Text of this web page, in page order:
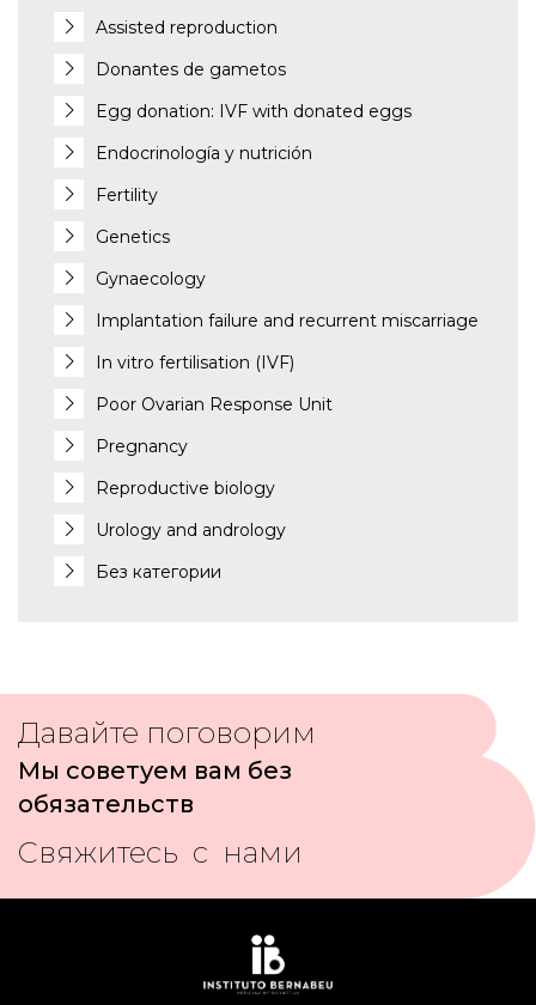
Assisted reproduction
Donantes de gametos
Egg donation: IVF with donated eggs
Endocrinología y nutrición
Fertility
Genetics
Gynaecology
Implantation failure and recurrent miscarriage
In vitro fertilisation (IVF)
Poor Ovarian Response Unit
Pregnancy
Reproductive biology
Urology and andrology
Без категории
Давайте поговорим
Мы советуем вам без
обязательств
Свяжитесь с нами